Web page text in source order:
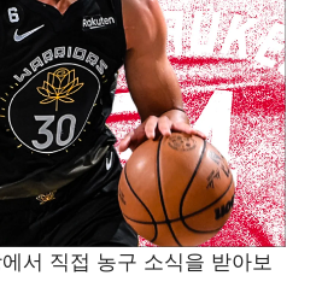
서 직접 농구 소식을 받아보